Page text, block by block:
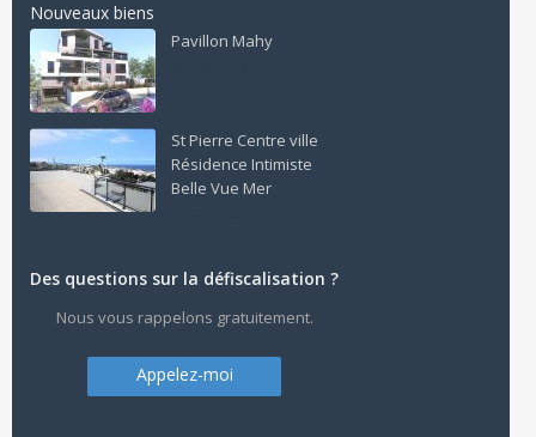
Nouveaux biens
Pavillon Mahy
St Pierre Centre ville
Résidence Intimiste
Belle Vue Mer
Des questions sur la défiscalisation ?
Nous vous rappelons gratuitement.
Appelez-moi